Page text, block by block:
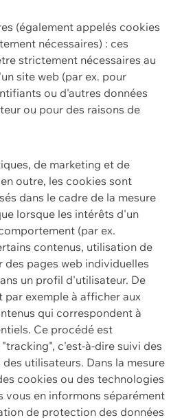
(également appelés cookies
nécessaires) : ces
strictement nécessaires au
site web (par ex. pour
ou d'autres données
ou pour des raisons de
de marketing et de
outre, les cookies sont
dans le cadre de la mesure
lorsque les intérêts d'un
(par ex.
contenus, utilisation de
des pages web individuelles
un profil d'utilisateur. De
exemple à afficher aux
qui correspondent à
Ce procédé est
c'est-à-dire suivi des
utilisateurs. Dans la mesure
cookies ou des technologies
vous en informons séparément
de protection des données